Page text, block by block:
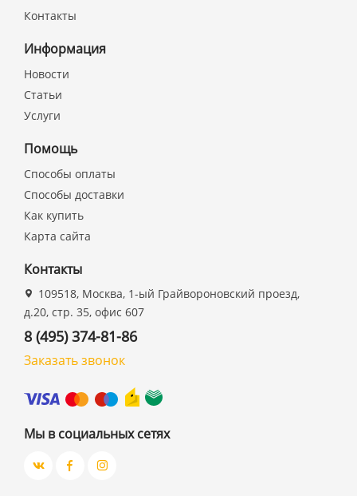
Контакты
Информация
Новости
Статьи
Услуги
Помощь
Способы оплаты
Способы доставки
Как купить
Карта сайта
Контакты
109518, Москва, 1-ый Грайвороновский проезд,
д.20, стр. 35, офис 607
8 (495) 374-81-86
Заказать звонок
Мы в социальных сетях